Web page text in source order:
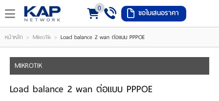
LOGIN
REGISTER
(
0
)
0 ขอใบเสนอราคา
หน้าหลัก > MikroTik > Load balance 2 wan ต่อแบบ PPPOE
MIKROTIK
Load balance 2 wan ต่อแบบ PPPOE